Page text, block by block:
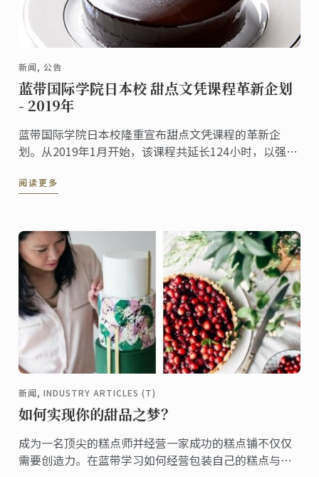
新闻, 公告
蓝带国际学院日本校 甜点文凭课程革新企划
- 2019年
蓝带国际学院日本校隆重宣布甜点文凭课程的革新企
划。从2019年1月开始，该课程共延长124小时，以强化
阅读更多
新闻, INDUSTRY ARTICLES (T)
如何实现你的甜品之梦？
成为一名顶尖的糕点师并经营一家成功的糕点铺不仅仅
需要创造力。在蓝带学习如何经营包装自己的糕点与糕